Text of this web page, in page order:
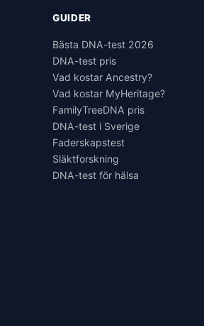
GUIDER
Bästa DNA-test 2026
DNA-test pris
Vad kostar Ancestry?
Vad kostar MyHeritage?
FamilyTreeDNA pris
DNA-test i Sverige
Faderskapstest
Släktforskning
DNA-test för hälsa